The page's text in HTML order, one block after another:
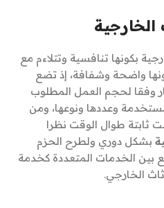
بكونها تنافسية وتتلاءم مع
واضحة وشفافة، إذ تضع
وفقا لحجم العمل المطلوب
وعددها ونوعها، ومن
ثابتة طوال الوقت نظرا
بشكل دوري ولطرح الحزم
بين الخدمات المتعددة كخدمة
الخارجي.